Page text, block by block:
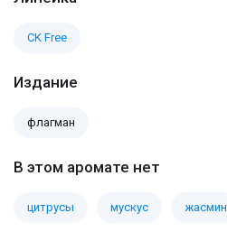
CK Free
Издание
флагман
В этом аромате нет
цитрусы мускус жасмин